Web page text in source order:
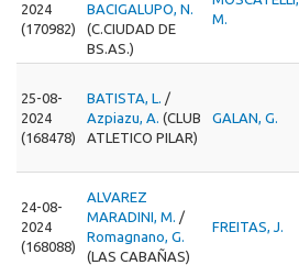
2024
(170982)
BACIGALUPO, N.
(C.CIUDAD DE
BS.AS.)
M.
25-08-
2024
(168478)
BATISTA, L. /
Azpiazu, A. (CLUB
ATLETICO PILAR)
GALAN, G.
24-08-
2024
(168088)
ALVAREZ
MARADINI, M. /
Romagnano, G.
(LAS CABAÑAS)
FREITAS, J.